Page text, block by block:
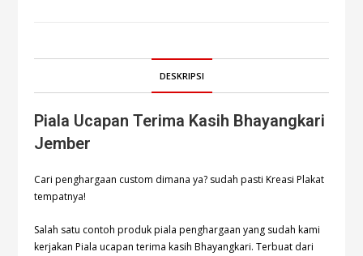
DESKRIPSI
Piala Ucapan Terima Kasih Bhayangkari
Jember
Cari penghargaan custom dimana ya? sudah pasti Kreasi Plakat
tempatnya!
Salah satu contoh produk piala penghargaan yang sudah kami
kerjakan Piala ucapan terima kasih Bhayangkari. Terbuat dari